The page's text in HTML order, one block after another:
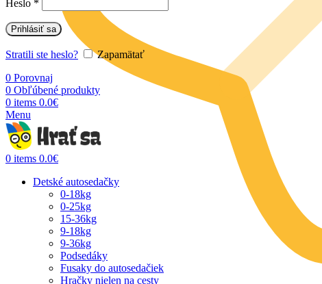
Heslo *
Prihlásiť sa
Stratili ste heslo?
Zapamätať
0 Porovnaj
0 Obľúbené produkty
0 items 0.0€
Menu
0 items 0.0€
Detské autosedačky
0-18kg
0-25kg
15-36kg
9-18kg
9-36kg
Podsedáky
Fusaky do autosedačiek
Hračky nielen na cesty